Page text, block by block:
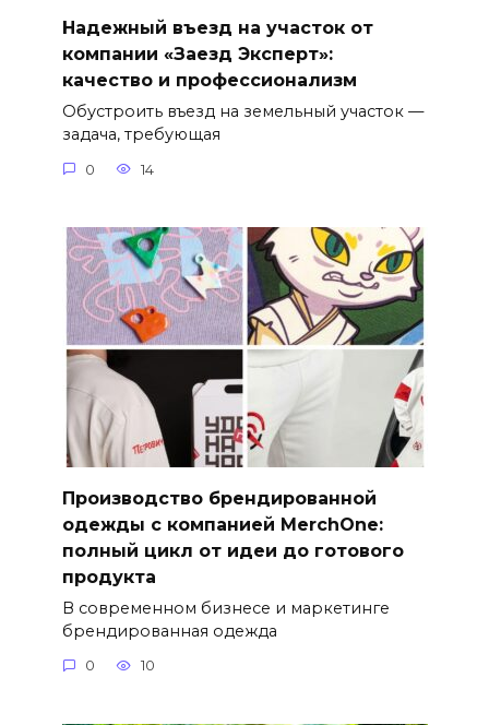
Надежный въезд на участок от
компании «Заезд Эксперт»:
качество и профессионализм
Обустроить въезд на земельный участок —
задача, требующая
0 14
Производство брендированной
одежды с компанией MerchOne:
полный цикл от идеи до готового
продукта
В современном бизнесе и маркетинге
брендированная одежда
0 10